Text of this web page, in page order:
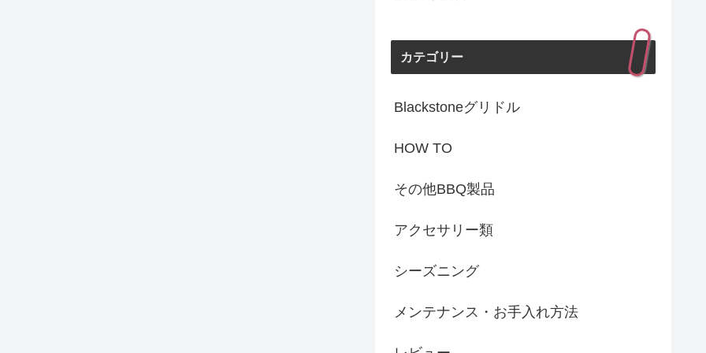
カテゴリー
Blackstoneグリドル
HOW TO
その他BBQ製品
アクセサリー類
シーズニング
メンテナンス・お手入れ方法